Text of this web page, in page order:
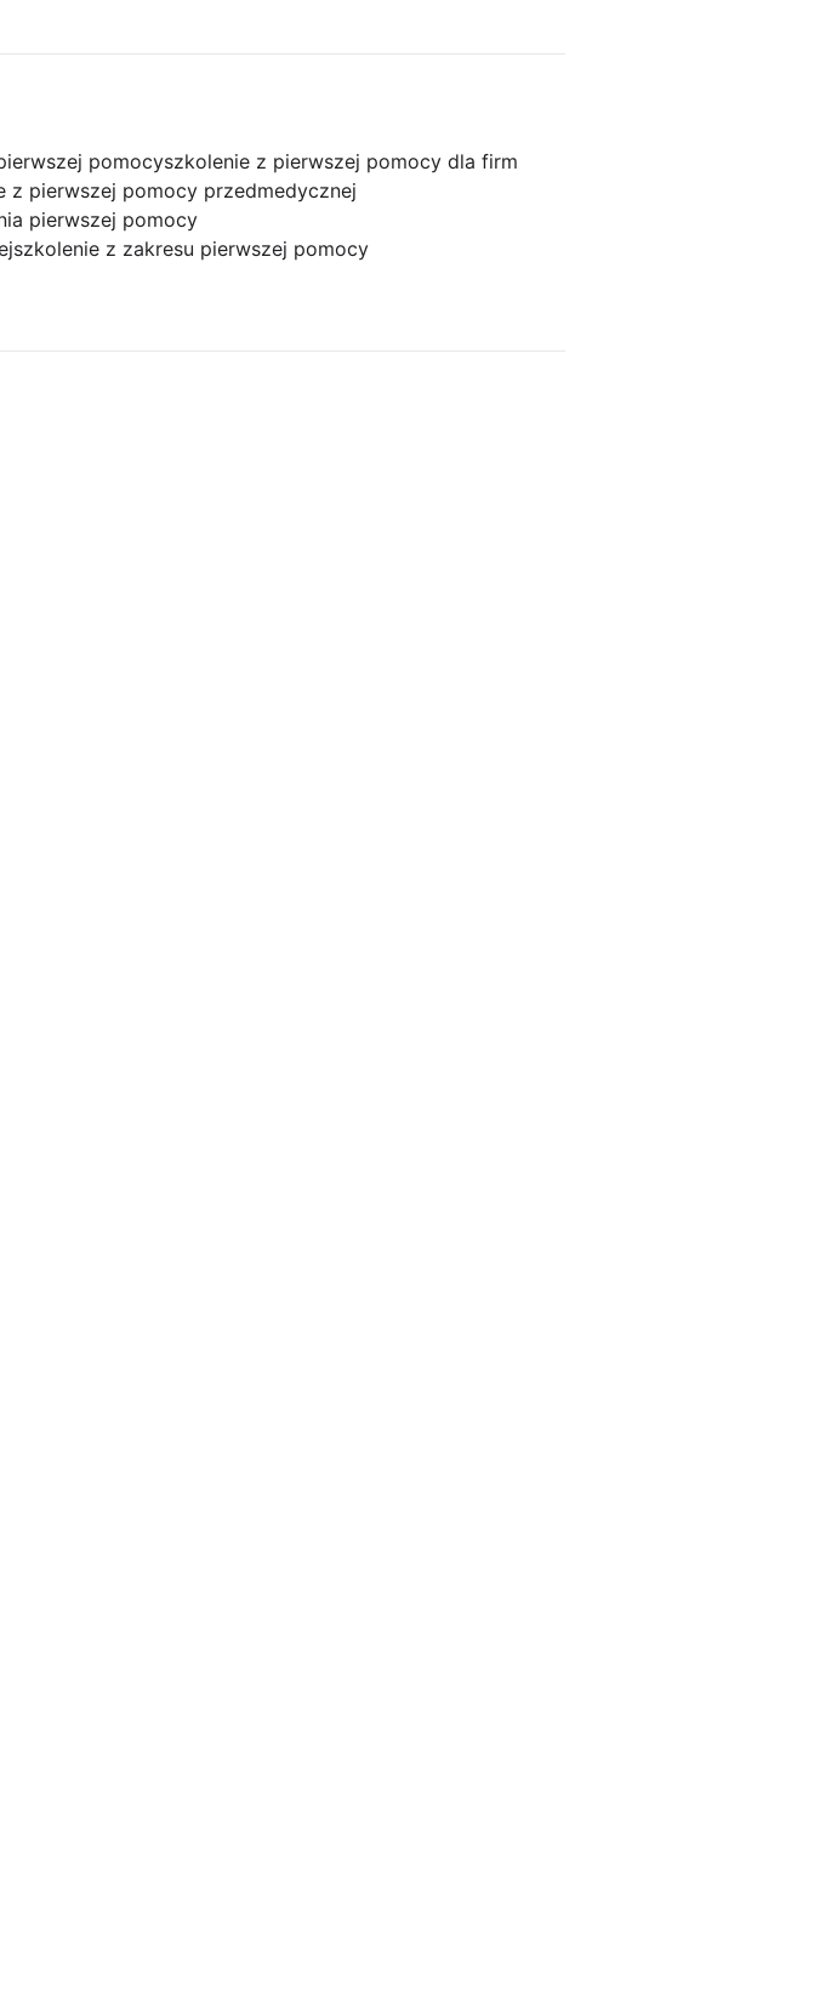
pomocyszkolenie z pierwszej pomocy dla firm
z pierwszej pomocy przedmedycznej
pierwszej pomocy
szkolenie z zakresu pierwszej pomocy